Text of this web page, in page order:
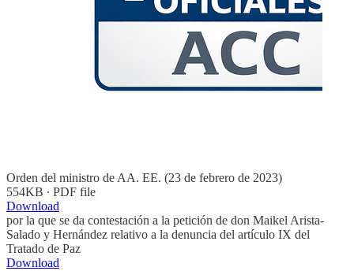
Orden del ministro de AA. EE. (23 de febrero de 2023)
554KB ∙ PDF file
Download
por la que se da contestación a la petición de don Maikel Arista-
Salado y Hernández relativo a la denuncia del artículo IX del
Tratado de Paz
Download